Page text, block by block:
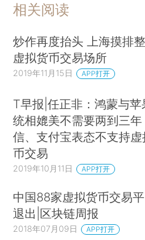
相关阅读
炒作再度抬头 上海摸排
虚拟货币交易场所
2019年11月15日 APP打开
T早报|任正非：鸿蒙与苹
统相媲美不需要两到三年
信、支付宝表态不支持
币交易
2019年10月11日 APP打开
中国88家虚拟货币交易
退出|区块链周报
2018年07月09日 APP打开